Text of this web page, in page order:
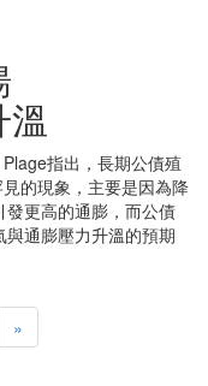
指出，長期公債殖
的現象，主要是因為降
更高的通膨，而公債
通膨壓力升溫的預期
»